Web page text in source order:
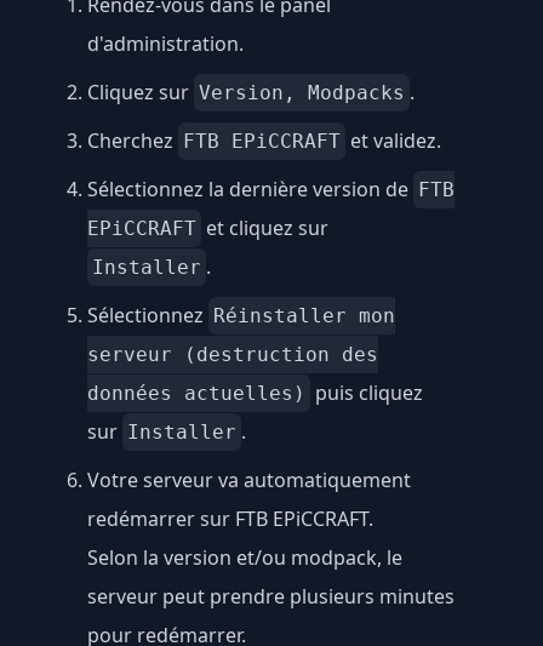
d'administration.
Cliquez sur Version, Modpacks .
Cherchez
FTB EPiCCRAFT et validez.
Sélectionnez la dernière version de FTB
EPiCCRAFT et cliquez sur
Installer .
Sélectionnez Réinstaller mon
serveur (destruction des
données actuelles)
puis cliquez
sur Installer .
Votre serveur va automatiquement
redémarrer sur FTB EPiCCRAFT.
Selon la version et/ou modpack, le
serveur peut prendre plusieurs minutes
pour redémarrer.